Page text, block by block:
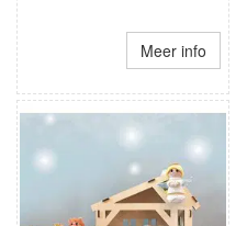
Meer info